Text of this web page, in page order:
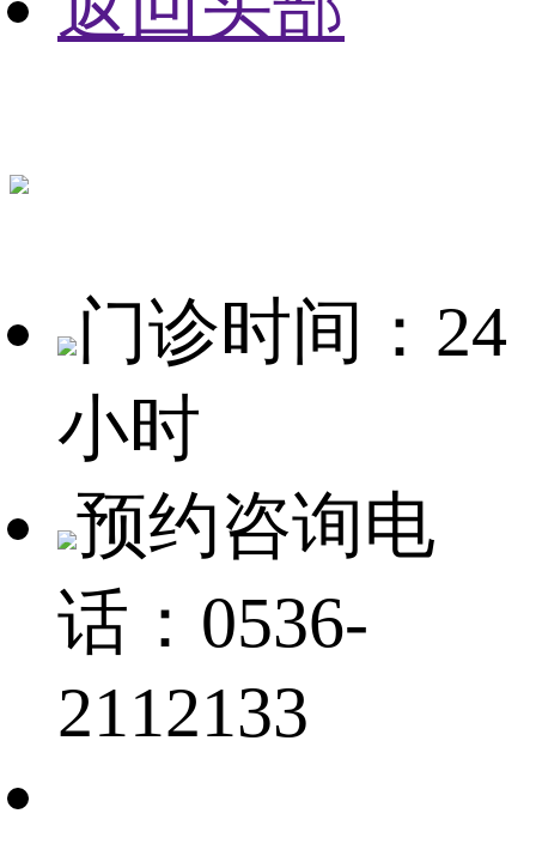
门诊时间：24
小时
预约咨询电
话：0536-
2112133